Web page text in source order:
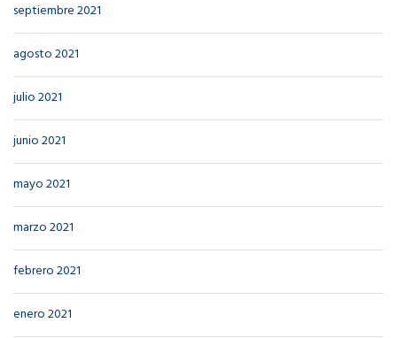
septiembre 2021
agosto 2021
julio 2021
junio 2021
mayo 2021
marzo 2021
febrero 2021
enero 2021